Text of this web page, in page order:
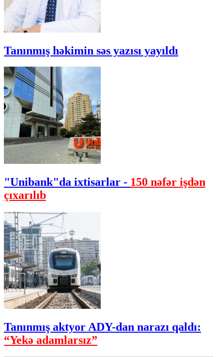
Tanınmış həkimin səs yazısı yayıldı
"Unibank"da ixtisarlar - 150 nəfər işdən
çıxarılıb
Tanınmış aktyor ADY-dan narazı qaldı:
“Yekə adamlarsız”